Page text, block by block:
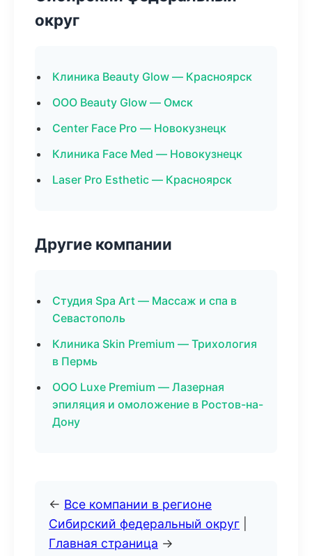
округ
Клиника Beauty Glow — Красноярск
ООО Beauty Glow — Омск
Center Face Pro — Новокузнецк
Клиника Face Med — Новокузнецк
Laser Pro Esthetic — Красноярск
Другие компании
Студия Spa Art — Массаж и спа в
Севастополь
Клиника Skin Premium — Трихология
в Пермь
ООО Luxe Premium — Лазерная
эпиляция и омоложение в Ростов-на-
Дону
← Все компании в регионе
Сибирский федеральный округ
Главная страница →